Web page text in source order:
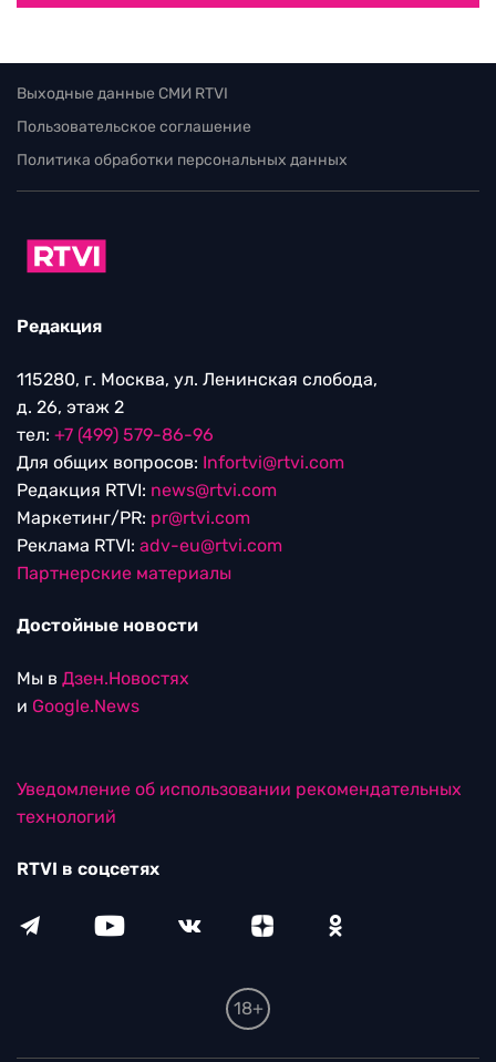
Выходные данные СМИ RTVI
Пользовательское соглашение
Политика обработки персональных данных
Редакция
115280, г. Москва, ул. Ленинская слобода,
д. 26, этаж 2
тел: +7 (499) 579-86-96
Для общих вопросов: Infortvi@rtvi.com
Редакция RTVI: news@rtvi.com
Маркетинг/PR: pr@rtvi.com
Реклама RTVI: adv-eu@rtvi.com
Партнерские материалы
Достойные новости
Мы в Дзен.Новостях
и Google.News
Уведомление об использовании рекомендательных
технологий
RTVI в соцсетях
18+